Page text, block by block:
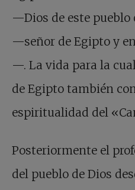
—Dios de este
—señor de Egipto y
—. La vida para la
de Egipto también
espiritualidad del
Posteriormente el
del pueblo de Dios